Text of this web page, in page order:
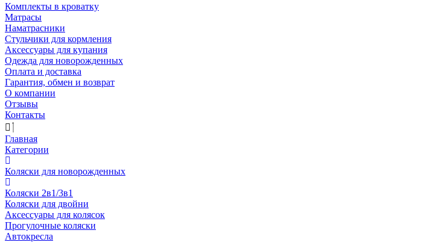
Комплекты в кроватку
Матрасы
Наматрасники
Стульчики для кормления
Аксессуары для купания
Одежда для новорожденных
Оплата и доставка
Гарантия, обмен и возврат
О компании
Отзывы
Контакты
Главная
Категории
Коляски для новорожденных
Коляски 2в1/3в1
Коляски для двойни
Аксессуары для колясок
Прогулочные коляски
Автокресла